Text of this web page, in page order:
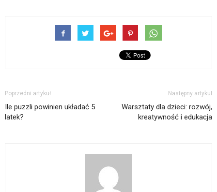
Poprzedni artykuł
Ile puzzli powinien układać 5
latek?
Następny artykuł
Warsztaty dla dzieci: rozwój,
kreatywność i edukacja